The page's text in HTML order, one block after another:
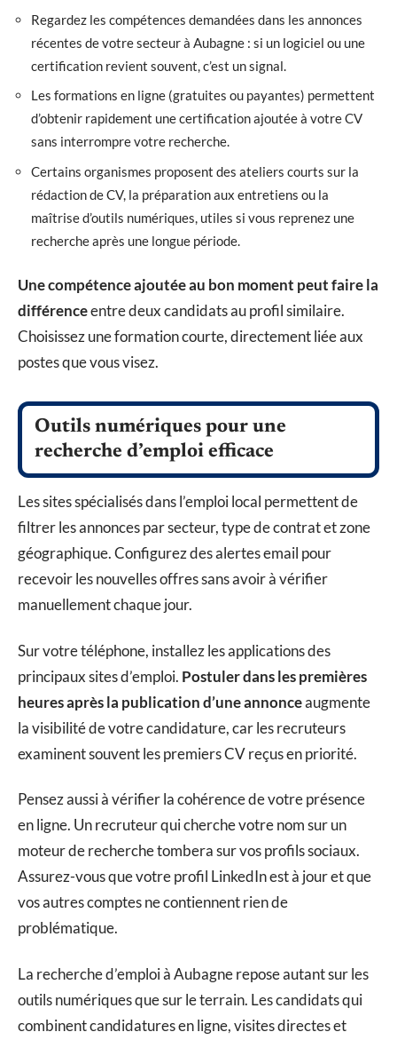
Regardez les compétences demandées dans les annonces
récentes de votre secteur à Aubagne : si un logiciel ou une
certification revient souvent, c’est un signal.
Les formations en ligne (gratuites ou payantes) permettent
d’obtenir rapidement une certification ajoutée à votre CV
sans interrompre votre recherche.
Certains organismes proposent des ateliers courts sur la
rédaction de CV, la préparation aux entretiens ou la
maîtrise d’outils numériques, utiles si vous reprenez une
recherche après une longue période.
Une compétence ajoutée au bon moment peut faire la
différenceentre deux candidats au profil similaire.
Choisissez une formation courte, directement liée aux
postes que vous visez.
Outils numériques pour une
recherche d’emploi efficace
Les sites spécialisés dans l’emploi local permettent de
filtrer les annonces par secteur, type de contrat et zone
géographique. Configurez des alertes email pour
recevoir les nouvelles offres sans avoir à vérifier
manuellement chaque jour.
Sur votre téléphone, installez les applications des
principaux sites d’emploi. Postuler dans les premières
heures après la publication d’une annonceaugmente
la visibilité de votre candidature, car les recruteurs
examinent souvent les premiers CV reçus en priorité.
Pensez aussi à vérifier la cohérence de votre présence
en ligne. Un recruteur qui cherche votre nom sur un
moteur de recherche tombera sur vos profils sociaux.
Assurez-vous que votre profil LinkedIn est à jour et que
vos autres comptes ne contiennent rien de
problématique.
La recherche d’emploi à Aubagne repose autant sur les
outils numériques que sur le terrain. Les candidats qui
combinent candidatures en ligne, visites directes et